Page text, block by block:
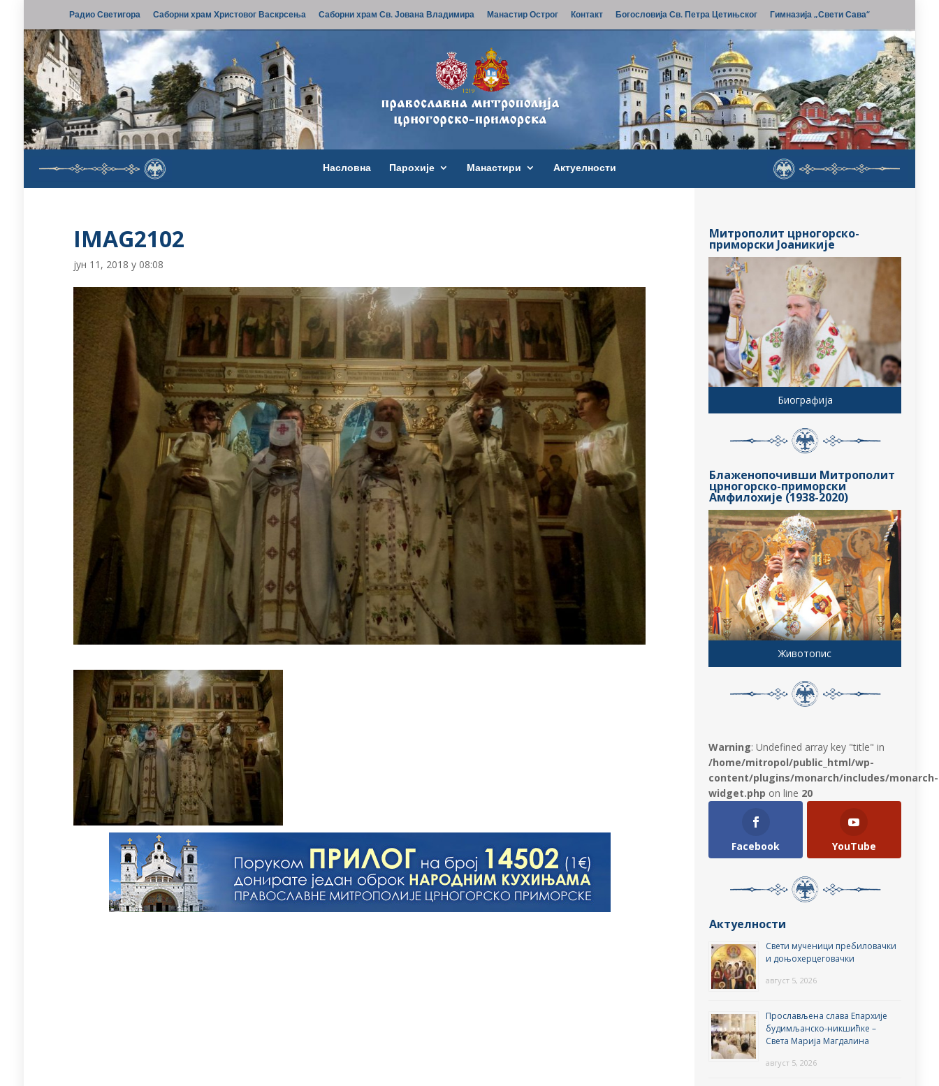
Радио Светигора Саборни храм Христовог Васкрсења Саборни храм Св. Јована Владимира Манастир Острог Контакт Богословија Св. Петра Цетињског Гимназија „Свети Сава“
Насловна Парохије Манастири Актуелности
IMAG2102
јун 11, 2018 у 08:08
Митрополит црногорско-
приморски Јоаникије
Биографија
Блаженопочивши Митрополит
црногорско-приморски
Амфилохије (1938-2020)
Животопис
Warning: Undefined array key "title" in
/home/mitropol/public_html/wp-
content/plugins/monarch/includes/monarch-
widget.php on line 20
Facebook YouTube
Актуелности
Свети мученици пребиловачки
и доњохерцеговачки
август 5, 2026
Прослављена слава Епархије
будимљанско-никшићке –
Света Марија Магдалина
август 5, 2026